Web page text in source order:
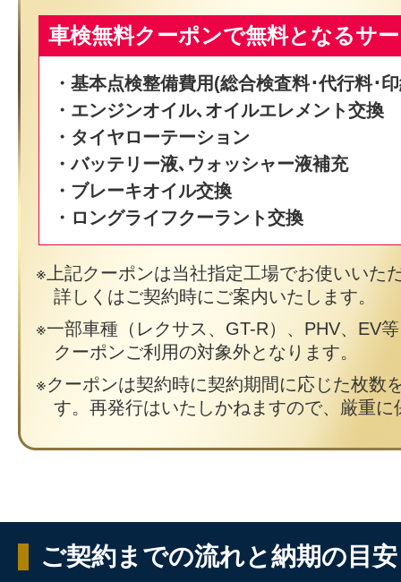
車検無料クーポンで無料となるサ
・基本点検整備費用(総合検査料･代行料･
・エンジンオイル､オイルエレメント交換
・タイヤローテーション
・バッテリー液､ウォッシャー液補充
・ブレーキオイル交換
・ロングライフクーラント交換
上記クーポンは当社指定工場でお使いいた
詳しくはご契約時にご案内いたします。
一部車種（レクサス、GT-R）、PHV、EV
クーポンご利用の対象外となります。
クーポンは契約時に契約期間に応じた枚数
す。再発行はいたしかねますので、厳重に
ご契約までの流れと納期の目安